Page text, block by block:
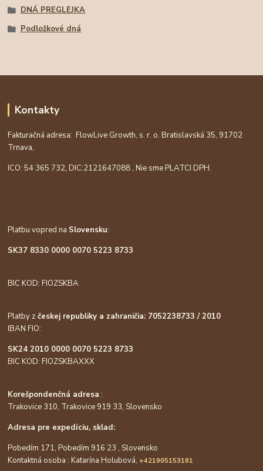
DNÁ PREGLEJKA
Podložkové dná
Kontakty
Fakturačná adresa: FlowLive Growth, s. r. o. Bratislavská 35, 91702
Trnava,
ICO: 54 365 732, DIC:2121647088 , Nie sme PLATCI DPH.
Platbu vopred na Slovensku:
SK37 8330 0000 0070 5223 8733
BIC KOD: FIOZSKBA
Platby zčeskej republiky a zahraničia: 7052238733 / 2010
IBAN FIO:
SK24 2010 0000 0070 5223 8733
BIC KOD: FIOZSKBAXXX
Korešpondenčná adresa :
Trakovice 310, Trakovice 919 33, Slovensko
Adresa pre expedíciu, sklad:
Pobedím 171, Pobedím 916 23 , Slovensko
Kontaktná osoba : Katarína Holubová, +421905153181